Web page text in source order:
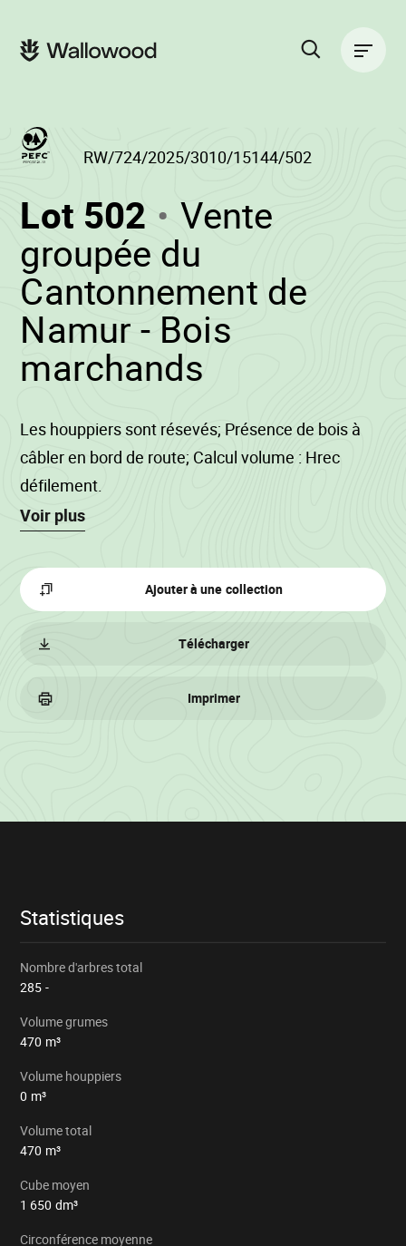
contenu
navigation
principale
Lot 502 (RW/724/
-
Vente
groupée du
Cantonnement de
Namur - Bois
marchands
RW/724/2025/3010/15144/502
Les houppiers sont résevés; Présence de bois à
câbler en bord de route; Calcul volume : Hrec
défilement.
Voir plus
Ajouter à une collection
Télécharger
Imprimer
Informations
Statistiques
Nombre d'arbres total
285 -
Volume grumes
470 m³
Volume houppiers
0 m³
Volume total
470 m³
Cube moyen
1 650 dm³
Circonférence moyenne
principale